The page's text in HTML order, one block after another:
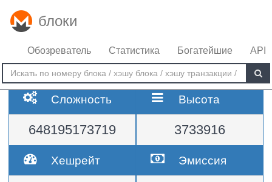
блоки
Обозреватель Статистика Богатейшие API
Сложность
648195173719
Высота
3733916
Хешрейт Эмиссия